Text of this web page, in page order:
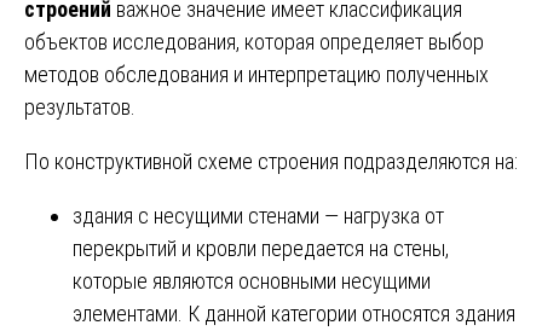
строений важное значение имеет классификация
объектов исследования, которая определяет выбор
методов обследования и интерпретацию полученных
результатов.
По конструктивной схеме строения подразделяются на:
здания с несущими стенами — нагрузка от
перекрытий и кровли передается на стены,
которые являются основными несущими
элементами. К данной категории относятся здания